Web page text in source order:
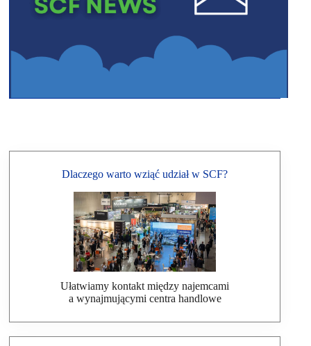
Dlaczego warto wziąć udział w SCF?
Ułatwiamy kontakt między najemcami
a wynajmującymi centra handlowe